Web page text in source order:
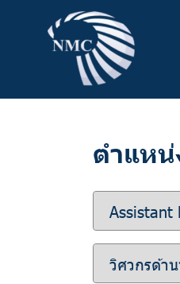
ตำแหน่
Assistant
วิศวกรด้า